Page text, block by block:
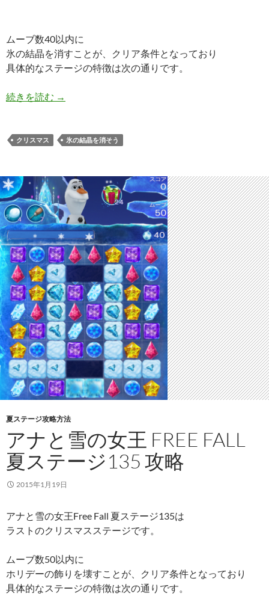
ムーブ数40以内に
氷の結晶を消すことが、クリア条件となっており
具体的なステージの特徴は次の通りです。
続きを読む アナと雪の女王 Free Fall 夏ステージ123 攻略
→
クリスマス 氷の結晶を消そう
夏ステージ攻略方法
アナと雪の女王 FREE FALL
夏ステージ135 攻略
2015年1月19日
アナと雪の女王Free Fall 夏ステージ135は
ラストのクリスマスステージです。
ムーブ数50以内に
ホリデーの飾りを壊すことが、クリア条件となっており
具体的なステージの特徴は次の通りです。